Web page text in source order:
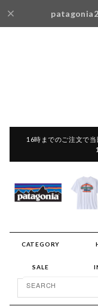
16時までのご注文で
CATEGORY
SALE